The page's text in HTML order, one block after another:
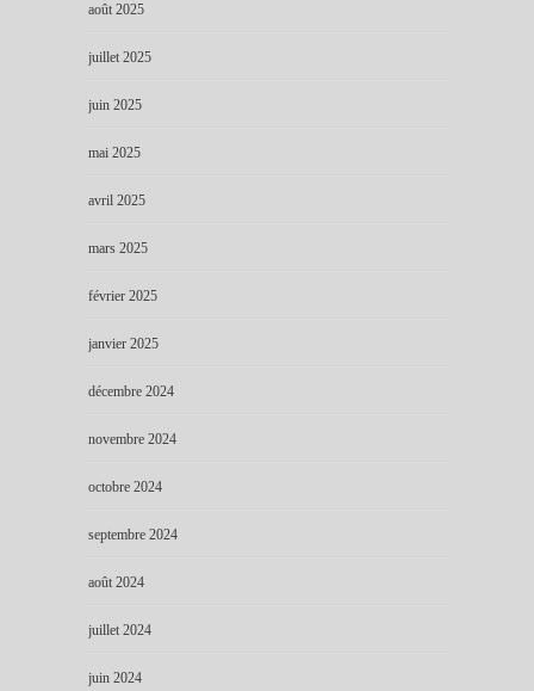
août 2025
juillet 2025
juin 2025
mai 2025
avril 2025
mars 2025
février 2025
janvier 2025
décembre 2024
novembre 2024
octobre 2024
septembre 2024
août 2024
juillet 2024
juin 2024